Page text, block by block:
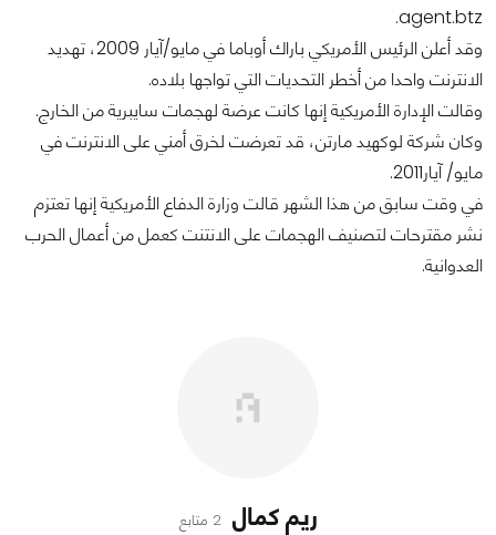
agent.btz.
وقد أعلن الرئيس الأمريكي باراك أوباما في مايو/آيار 2009، تهديد
الانترنت واحدا من أخطر التحديات التي تواجها بلاده.
وقالت الإدارة الأمريكية إنها كانت عرضة لهجمات سايبرية من الخارج.
وكان شركة لوكهيد مارتن، قد تعرضت لخرق أمني على الانترنت في
مايو/ آيار2011.
في وقت سابق من هذا الشهر قالت وزارة الدفاع الأمريكية إنها تعتزم
نشر مقترحات لتصنيف الهجمات على الانتنت كعمل من أعمال الحرب
العدوانية.
ريم كمال 2 متابع